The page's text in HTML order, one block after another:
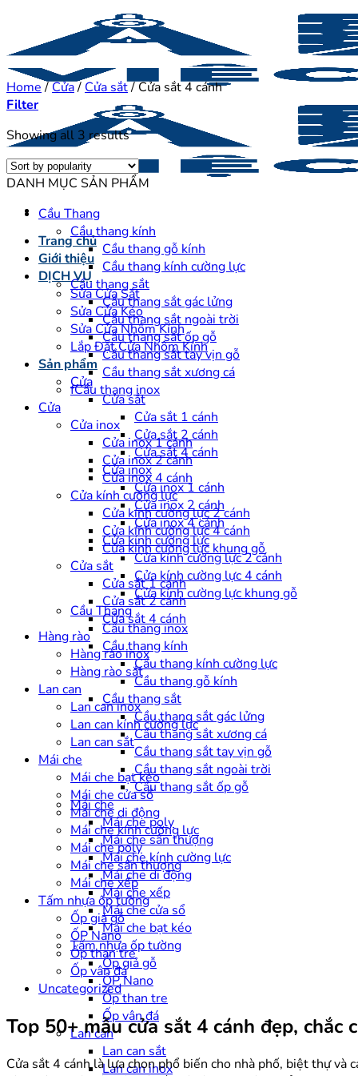
content
Trang chủ
Giới thiệu
DỊCH VỤ
Sửa Cửa Sắt
Sửa Cửa Kéo
Sửa Cửa Nhôm Kính
Lắp Đặt Cửa Nhôm Kính
Sản phẩm
Cửa
Cửa sắt
Cửa sắt 1 cánh
Cửa sắt 2 cánh
Cửa sắt 4 cánh
Cửa inox
Cửa inox 1 cánh
Cửa inox 2 cánh
Cửa inox 4 cánh
Cửa kính cường lực
Cửa kính cường lực 2 cánh
Cửa kính cường lực 4 cánh
Cửa kính cường lực khung gỗ
Cầu Thang
Cầu thang inox
Cầu thang kính
Cầu thang kính cường lực
Cầu thang gỗ kính
Cầu thang sắt
Cầu thang sắt gác lửng
Cầu thang sắt xương cá
Cầu thang sắt tay vịn gỗ
Cầu thang sắt ngoài trời
Cầu thang sắt ốp gỗ
Mái che
Mái che poly
Mái che sân thượng
Mái che kính cường lực
Mái che di động
Mái che xếp
Mái che cửa sổ
Mái che bạt kéo
Tấm nhựa ốp tường
Ốp giả gỗ
ỐP Nano
Ốp than tre
Ốp vân đá
Lan can
Lan can sắt
Lan can inox
Home /Cửa/ Cửa sắt/Cửa sắt 4 cánh
Filter
Showing all 3 resultsSorted
popularity
DANH MỤC SẢN PHẨM
Cầu Thang
Cầu thang kính
Cầu thang gỗ kính
Cầu thang kính cường lực
Cầu thang sắt
Cầu thang sắt gác lửng
Cầu thang sắt ngoài trời
Cầu thang sắt ốp gỗ
Cầu thang sắt tay vịn gỗ
Cầu thang sắt xương cá
fCầu thang inox
Cửa
Cửa inox
Cửa inox 1 cánh
Cửa inox 2 cánh
Cửa inox 4 cánh
Cửa kính cường lực
Cửa kính cường lực 2 cánh
Cửa kính cường lực 4 cánh
Cửa kính cường lực khung gỗ
Cửa sắt
Cửa sắt 1 cánh
Cửa sắt 2 cánh
Cửa sắt 4 cánh
Hàng rào
Hàng rào inox
Hàng rào sắt
Lan can
Lan can inox
Lan can kính cường lực
Lan can sắt
Mái che
Mái che bạt kéo
Mái che cửa sổ
Mái che di động
Mái che kính cường lực
Mái che poly
Mái che sân thượng
Mái che xếp
Tấm nhựa ốp tường
Ốp giả gỗ
ỐP Nano
Ốp than tre
Ốp vân đá
Uncategorized
Top 50+ mẫu cửa sắt 4 cánh đẹp, chắc
Cửa sắt 4 cánh là lựa chọn phổ biến cho nhà phố, biệt thự